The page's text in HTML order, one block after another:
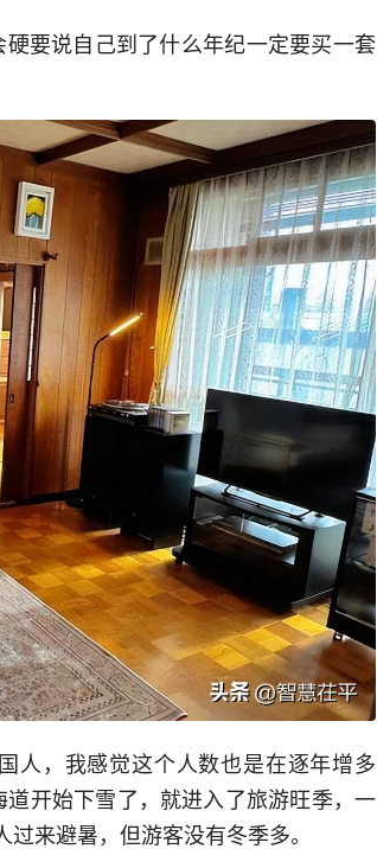
要说自己到了什么年纪一定要买一套
人，我感觉这个人数也是在逐年增多
开始下雪了，就进入了旅游旺季，一
来避暑，但游客没有冬季多。